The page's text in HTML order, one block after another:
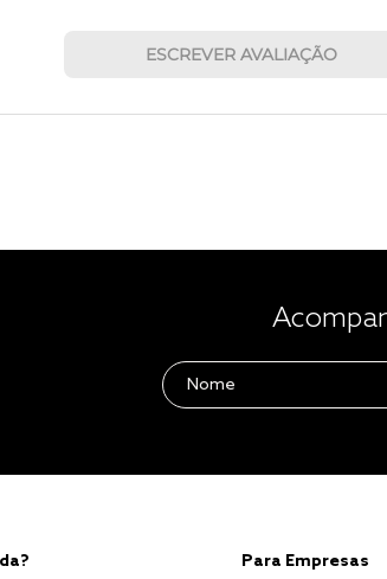
ESCREVER AVALIAÇÃO
Para Empresas